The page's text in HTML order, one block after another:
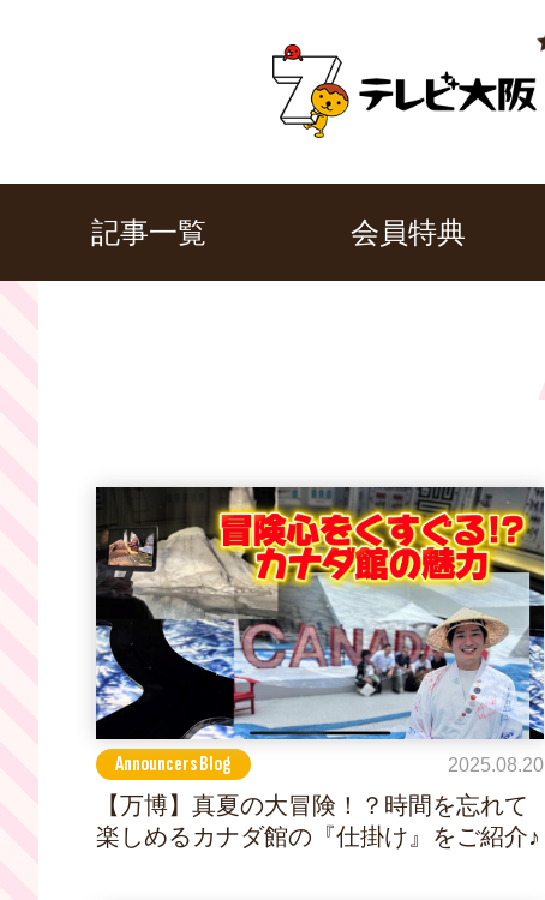
記事一覧 会員特典
Announcers Blog 2025.08.20
【万博】真夏の大冒険！？時間を忘れて
楽しめるカナダ館の『仕掛け』をご紹介♪